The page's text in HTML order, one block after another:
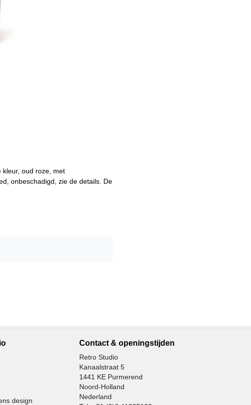
kleur, oud roze, met
onbeschadigd, zie de details. De
design
Contact & openingstijden
Retro Studio
Kanaalstraat 5
1441 KE Purmerend
Noord-Holland
Nederland